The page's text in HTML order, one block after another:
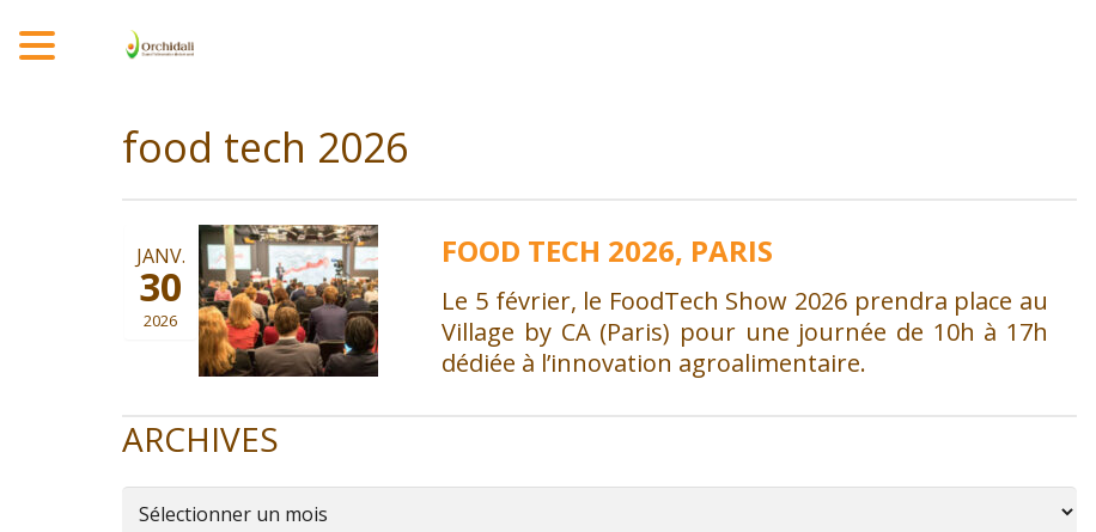
food tech 2026
FOOD TECH 2026, PARIS
JANV.
30
2026
Le 5 février, le FoodTech Show 2026 prendra place au
Village by CA (Paris) pour une journée de 10h à 17h
dédiée à l’innovation agroalimentaire.
ARCHIVES
Archives